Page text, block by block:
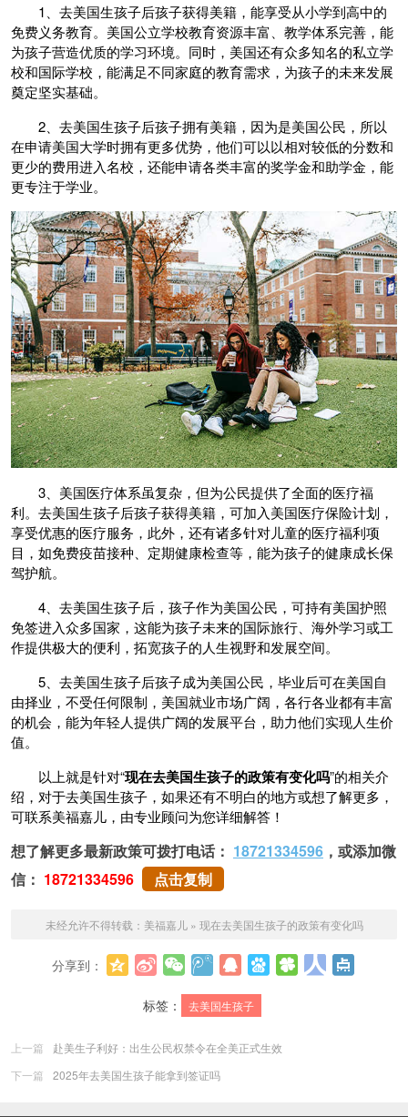
1、去美国生孩子后孩子获得美籍，能享受从小学到高中的
免费义务教育。美国公立学校教育资源丰富、教学体系完善，能
为孩子营造优质的学习环境。同时，美国还有众多知名的私立学
校和国际学校，能满足不同家庭的教育需求，为孩子的未来发展
奠定坚实基础。
2、去美国生孩子后孩子拥有美籍，因为是美国公民，所以
在申请美国大学时拥有更多优势，他们可以以相对较低的分数和
更少的费用进入名校，还能申请各类丰富的奖学金和助学金，能
更专注于学业。
3、美国医疗体系虽复杂，但为公民提供了全面的医疗福
利。去美国生孩子后孩子获得美籍，可加入美国医疗保险计划，
享受优惠的医疗服务，此外，还有诸多针对儿童的医疗福利项
目，如免费疫苗接种、定期健康检查等，能为孩子的健康成长保
驾护航。
4、去美国生孩子后，孩子作为美国公民，可持有美国护照
免签进入众多国家，这能为孩子未来的国际旅行、海外学习或工
作提供极大的便利，拓宽孩子的人生视野和发展空间。
5、去美国生孩子后孩子成为美国公民，毕业后可在美国自
由择业，不受任何限制，美国就业市场广阔，各行各业都有丰富
的机会，能为年轻人提供广阔的发展平台，助力他们实现人生价
值。
以上就是针对“现在去美国生孩子的政策有变化吗”的相关介
绍，对于去美国生孩子，如果还有不明白的地方或想了解更多，
可联系美福嘉儿，由专业顾问为您详细解答！
想了解更多最新政策可拨打电话： 18721334596 ，或添加微
信： 18721334596 点击复制
未经允许不得转载： 美福嘉儿» 现在去美国生孩子的政策有变化吗
分享到：
标签：
去美国生孩子
上一篇
赴美生子利好：出生公民权禁令在全美正式生效
下一篇
2025年去美国生孩子能拿到签证吗